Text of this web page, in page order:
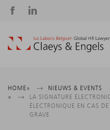
Social
Kruimelpad
HOME
NIEUWS & EVENTS
LA SIGNATURE
ÉLECTRONIQUE EN CAS
GRAVE